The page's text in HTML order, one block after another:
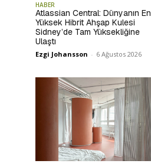
HABER
Atlassian Central: Dünyanın En
Yüksek Hibrit Ahşap Kulesi
Sidney’de Tam Yüksekliğine
Ulaştı
Ezgi Johansson - 6 Ağustos 2026